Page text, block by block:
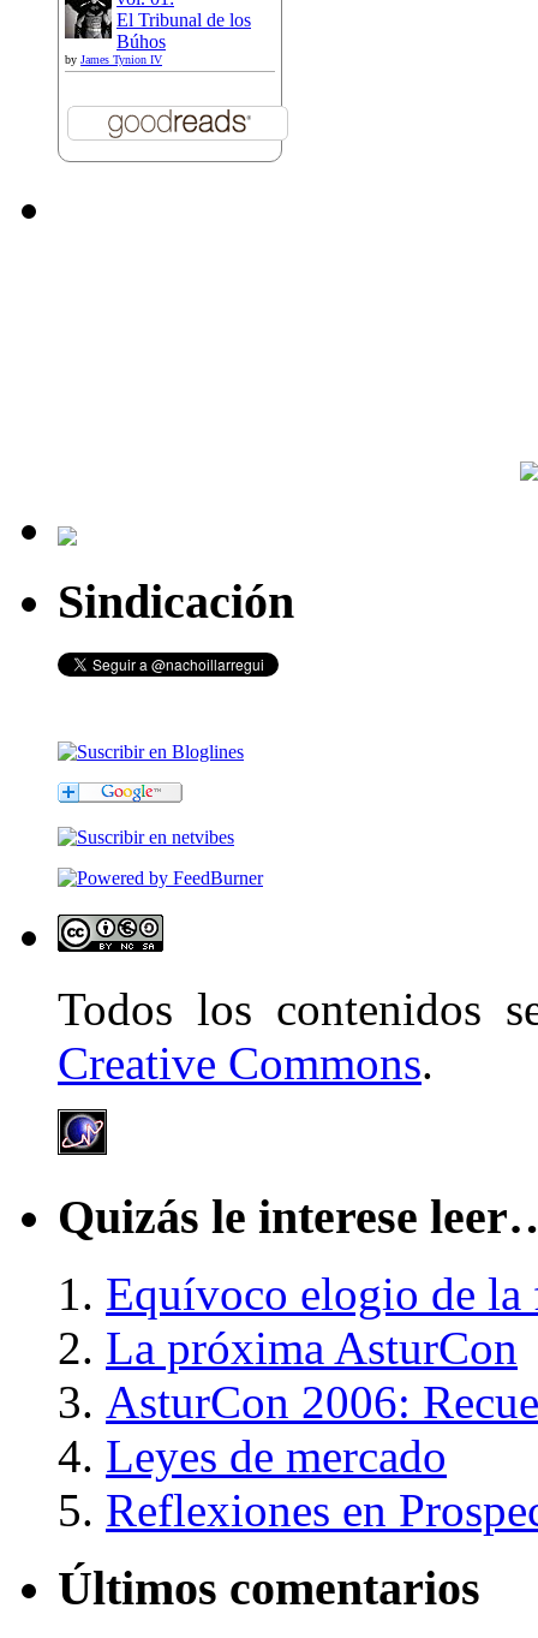
El Tribunal de los
Búhos
by James Tynion IV
Sindicación
Todos los contenidos
Creative Commons.
Quizás le interese
Equívoco elogio de la
La próxima AsturCon
AsturCon 2006:
Leyes de mercado
Reflexiones en
Últimos comentarios